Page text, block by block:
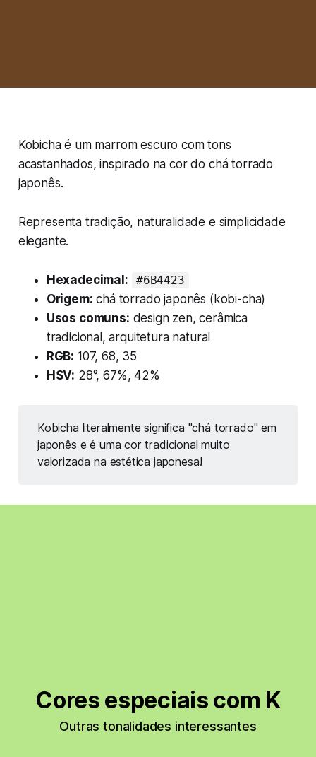
Kobicha é um marrom escuro com tons
acastanhados, inspirado na cor do chá torrado
japonês.
Representa tradição, naturalidade e simplicidade
elegante.
Hexadecimal: #6B4423
Origem: chá torrado japonês (kobi-cha)
Usos comuns: design zen, cerâmica
tradicional, arquitetura natural
RGB: 107, 68, 35
HSV: 28°, 67%, 42%
Kobicha literalmente significa "chá torrado" em
japonês e é uma cor tradicional muito
valorizada na estética japonesa!
Cores especiais com K
Outras tonalidades interessantes